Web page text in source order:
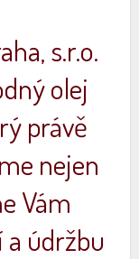
s.r.o.
olej
právě
nejen
Vám
údržbu